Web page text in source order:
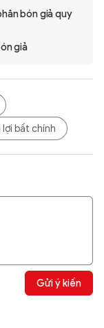
bón giả quy
giả
bất chính
Gửi ý kiến